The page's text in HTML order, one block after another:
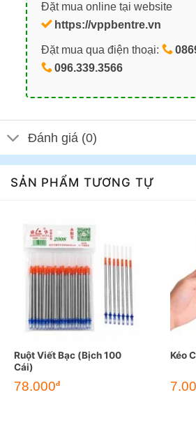
Đặt mua online tại website
https://vppbentre.vn
Đặt mua qua điện thoại:
096.339.3566
Đánh giá (0)
SẢN PHẨM TƯƠNG TỰ
Ruột Viết Bạc (Bịch 100
Cái)
78.000đ
Kéo